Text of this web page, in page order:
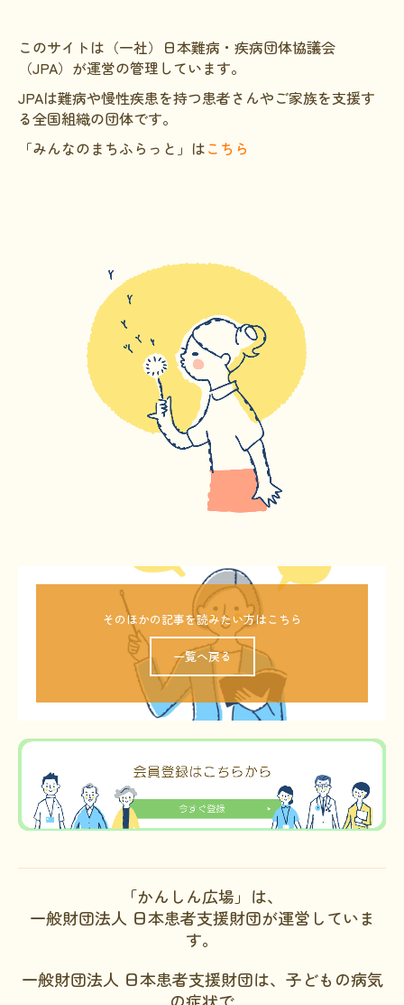
移行期医療
当サイトについて
このサイトは（一社）日本難病・疾病団体協議会
（JPA）が運営の管理しています。
JPAは難病や慢性疾患を持つ患者さんやご家族を支援す
る全国組織の団体です。
「みんなのまちふらっと」はこちら
そのほかの記事を読みたい方はこちら
一覧へ戻る
「かんしん広場」は、
一般財団法人 日本患者支援財団が運営していま
す。
一般財団法人 日本患者支援財団は、子どもの病気